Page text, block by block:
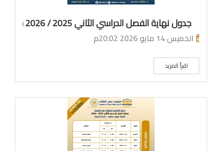
جدول نهاية الفصل الدراسي الثاني 2025 / 2026 شعبة علوم الحاسب ساعات معتمدة
الخميس 14 مايو 2026 20:02م
اقرأ المزيد